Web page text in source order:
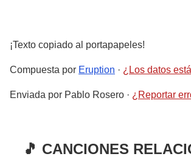
¡Texto copiado al portapapeles!
Compuesta por Eruption · ¿Los datos
Enviada por Pablo Rosero · ¿Reportar
🎵 CANCIONES